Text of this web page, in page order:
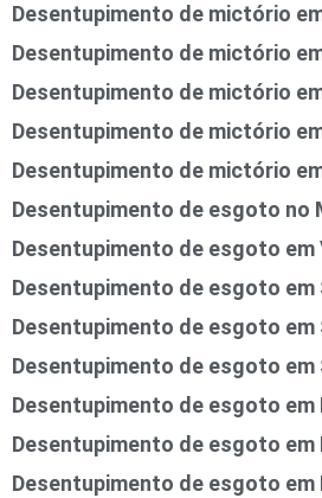
Desentupimento de mictório
Desentupimento de mictório
Desentupimento de mictório
Desentupimento de mictório
Desentupimento de mictório
Desentupimento de esgoto no
Desentupimento de esgoto em
Desentupimento de esgoto em
Desentupimento de esgoto em
Desentupimento de esgoto em
Desentupimento de esgoto em
Desentupimento de esgoto em
Desentupimento de esgoto em